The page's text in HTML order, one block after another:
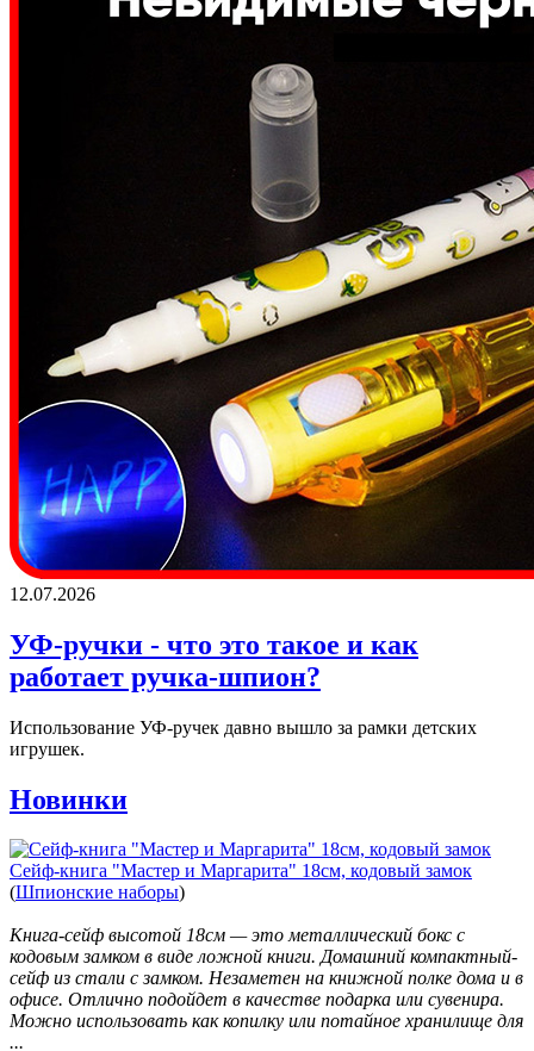
12.07.2026
УФ-ручки - что это такое и как
работает ручка-шпион?
Использование УФ-ручек давно вышло за рамки детских
игрушек.
Новинки
Сейф-книга "Мастер и Маргарита" 18см, кодовый замок
(Шпионские наборы)
Книга-сейф высотой 18см — это металлический бокс с
кодовым замком в виде ложной книги. Домашний компактный-
сейф из стали с замком. Незаметен на книжной полке дома и в
офисе. Отлично подойдет в качестве подарка или сувенира.
Можно использовать как копилку или потайное хранилище для
...